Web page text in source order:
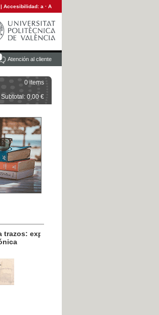
| Accesibilidad: a · A
Atención al cliente
0 items
Subtotal: 0,00 €